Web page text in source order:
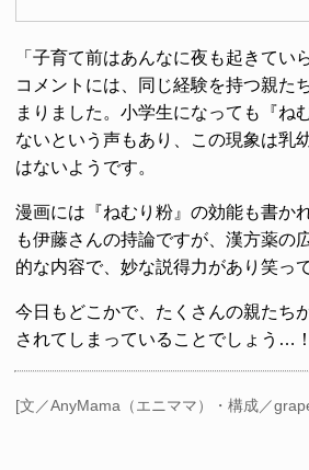
「子育て前はあんなに夜も起きてい
コメントには、同じ経験を持つ親た
まりました。小学生になっても『ね
ないという声もあり、この現象は乳
はないようです。
漫画には『ねむり粉』の効能も書か
も伊藤さんの持論ですが、漢方薬の
的な内容で、妙な説得力があり笑っ
今日もどこかで、たくさんの親たち
されてしまっていることでしょう…！
[文／AnyMama（エニママ）・構成／